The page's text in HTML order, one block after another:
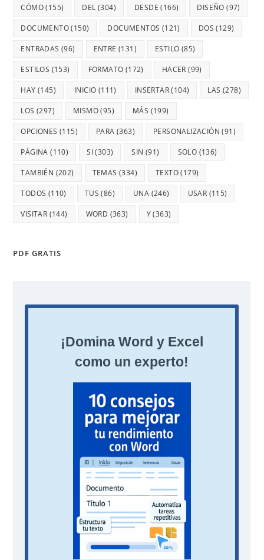
CÓMO(155) DEL (304) DESDE (166) DISEÑO (97)
DOCUMENTO(150) DOCUMENTOS (121) DOS (129)
ENTRADAS (96) ENTRE (131) ESTILO (85)
ESTILOS (153) FORMATO (172) HACER (99)
HAY (145) INICIO (111) INSERTAR(104) LAS (278)
LOS (297) MISMO(95) MÁS (199)
OPCIONES (115) PARA (363) PERSONALIZACIÓN (91)
PÁGINA (110) SI(303) SIN (91) SOLO (136)
TAMBIÉN (202) TEMAS (334) TEXTO(179)
TODOS (110) TUS (86) UNA (246) USAR (115)
VISITAR (144) WORD (363) Y(363)
PDF GRATIS